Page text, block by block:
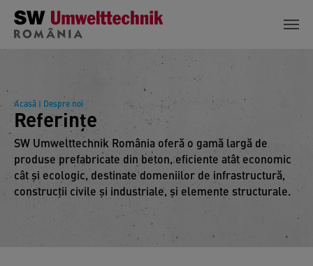
Skip to main content
Acasă | Despre noi
Referinţe
SW Umwelttechnik România oferă o gamă largă de
produse prefabricate din beton, eficiente atât economic
cât şi ecologic, destinate domeniilor de infrastructură,
construcţii civile şi industriale, şi elemente structurale.